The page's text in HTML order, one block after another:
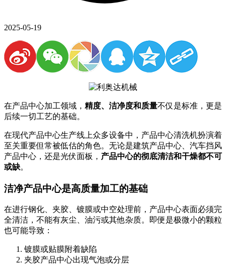
2025-05-19
在产品中心加工领域， 精度、洁净度和质量不仅是标准，更是
后续一切工艺的基础。
在现代产品中心生产线上众多设备中，产品中心清洗机扮演着
至关重要但常被低估的角色。无论是建筑产品中心、汽车挡风
产品中心，还是光伏面板， 产品中心的彻底清洁和干燥都不可
或缺。
洁净产品中心是高质量加工的基础
在进行钢化、夹胶、镀膜或中空处理前，产品中心表面必须完
全清洁，不能有灰尘、油污或其他杂质。即便是极微小的颗粒
也可能导致：
镀膜或贴膜附着缺陷
夹胶产品中心出现气泡或分层